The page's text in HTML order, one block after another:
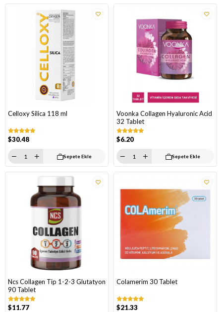
Celloxy Silica 118 ml
$30.48
Sepete Ekle
Voonka Collagen Hyaluronic Acid
32 Tablet
$6.20
Sepete Ekle
Ncs Collagen Tip 1-2-3 Glutatyon
90 Tablet
$11.77
Colamerim 30 Tablet
$21.33